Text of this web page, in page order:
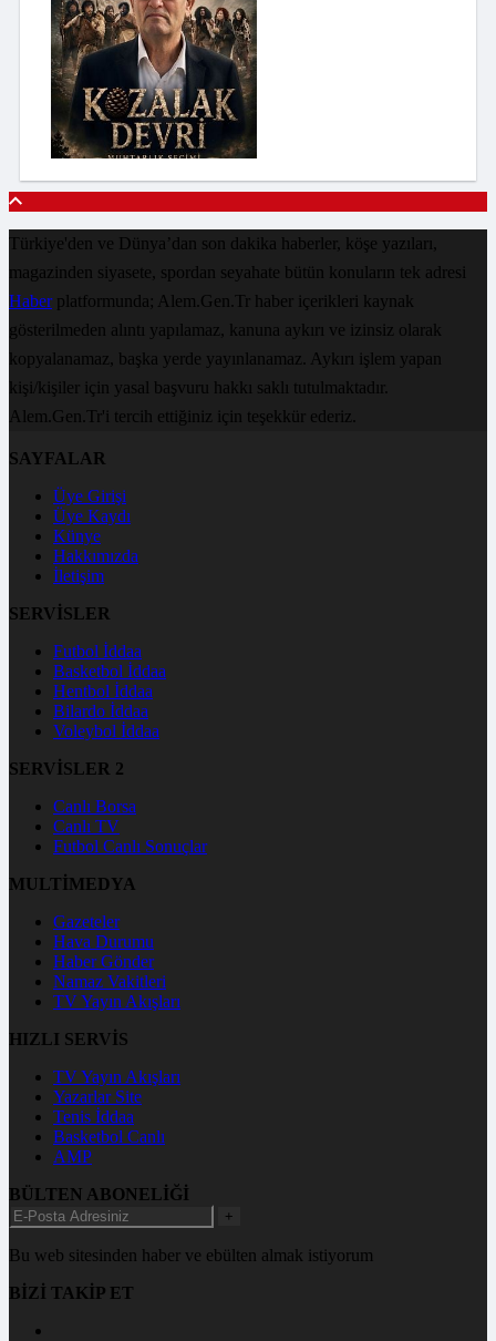
Türkiye'den ve Dünya’dan son dakika haberler, köşe yazıları,
magazinden siyasete, spordan seyahate bütün konuların tek adresi
Haberplatformunda; Alem.Gen.Tr haber içerikleri kaynak
gösterilmeden alıntı yapılamaz, kanuna aykırı ve izinsiz olarak
kopyalanamaz, başka yerde yayınlanamaz. Aykırı işlem yapan
kişi/kişiler için yasal başvuru hakkı saklı tutulmaktadır.
Alem.Gen.Tr'i tercih ettiğiniz için teşekkür ederiz.
SAYFALAR
Üye Girişi
Üye Kaydı
Künye
Hakkımızda
İletişim
SERVİSLER
Futbol İddaa
Basketbol İddaa
Hentbol İddaa
Bilardo İddaa
Voleybol İddaa
SERVİSLER 2
Canlı Borsa
Canlı TV
Futbol Canlı Sonuçlar
MULTİMEDYA
Gazeteler
Hava Durumu
Haber Gönder
Namaz Vakitleri
TV Yayın Akışları
HIZLI SERVİS
TV Yayın Akışları
Yazarlar Site
Tenis İddaa
Basketbol Canlı
AMP
BÜLTEN ABONELİĞİ
+
Bu web sitesinden haber ve ebülten almak istiyorum
BİZİ TAKİP ET